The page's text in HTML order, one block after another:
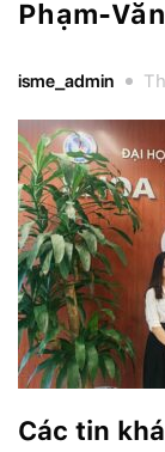
Phạm-
isme_admin
Các tin